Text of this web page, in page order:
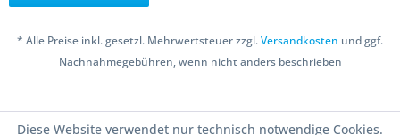
* Alle Preise inkl. gesetzl. Mehrwertsteuer zzgl.Versandkosten und ggf.
Nachnahmegebühren, wenn nicht anders beschrieben
Diese Website verwendet nur technisch notwendige Cookies.